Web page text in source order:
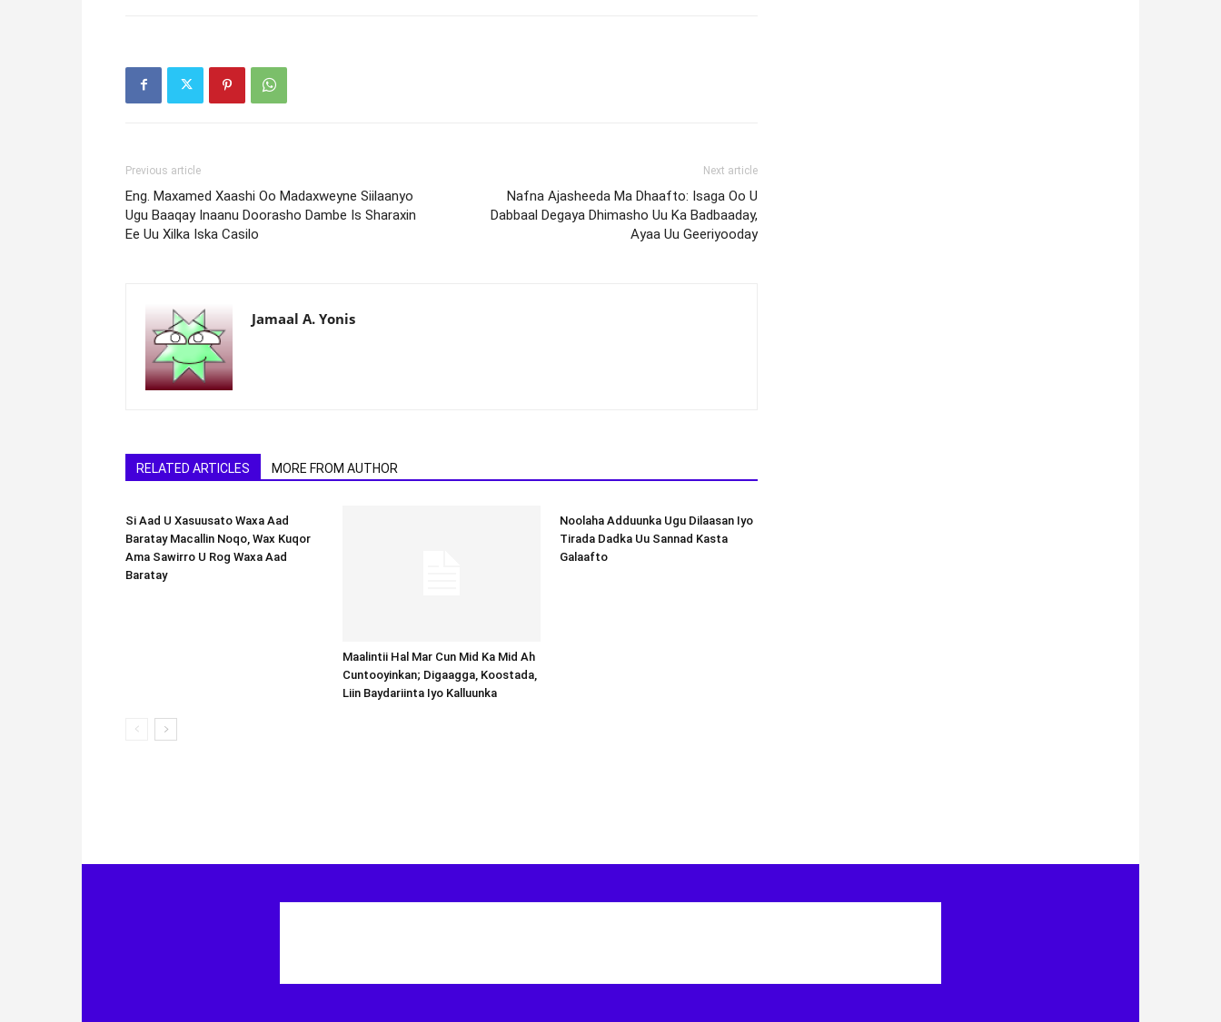
Previous article
Eng. Maxamed Xaashi Oo Madaxweyne Siilaanyo
Ugu Baaqay Inaanu Doorasho Dambe Is Sharaxin
Ee Uu Xilka Iska Casilo
Next article
Nafna Ajasheeda Ma Dhaafto: Isaga Oo U
Dabbaal Degaya Dhimasho Uu Ka Badbaaday,
Ayaa Uu Geeriyooday
Jamaal A. Yonis
RELATED ARTICLES MORE FROM AUTHOR
Si Aad U Xasuusato Waxa Aad
Baratay Macallin Noqo, Wax Kuqor
Ama Sawirro U Rog Waxa Aad
Baratay
Maalintii Hal Mar Cun Mid Ka Mid Ah
Cuntooyinkan; Digaagga, Koostada,
Liin Baydariinta Iyo Kalluunka
Noolaha Adduunka Ugu Dilaasan Iyo
Tirada Dadka Uu Sannad Kasta
Galaafto